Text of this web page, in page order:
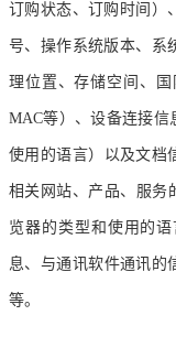
订购状态、订购时间）
号、操作系统版本、系
理位置、存储空间、
MAC等）、设备连接信
使用的语言）以及文档
相关网站、产品、服务
览器的类型和使用的
息、与通讯软件通讯的
等。